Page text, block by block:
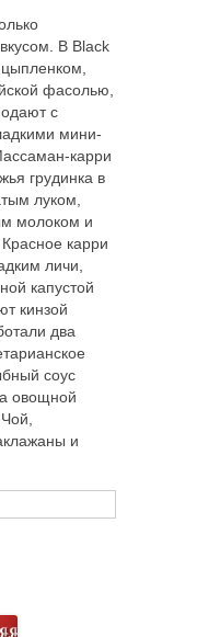
В Black
фасолью,
с
мини-
карри
грудинка в
луком,
молоком и
карри
личи,
капустой
кинзой
два
соус
овощной
и